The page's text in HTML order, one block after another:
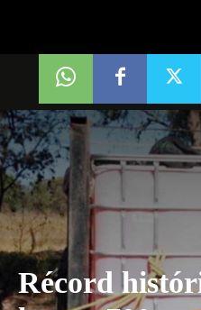
Récord